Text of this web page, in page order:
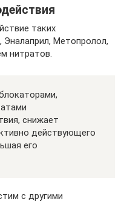
таких
Метопролол,
нитратов.
снижает
действующего
его
с другими